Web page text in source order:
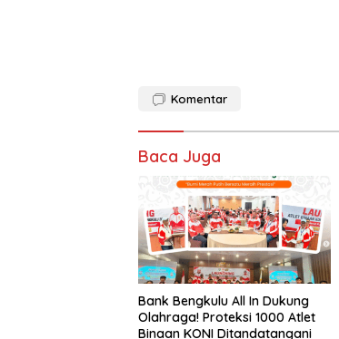
Komentar
Baca Juga
Bank Bengkulu All In Dukung
Olahraga! Proteksi 1000 Atlet
Binaan KONI Ditandatangani